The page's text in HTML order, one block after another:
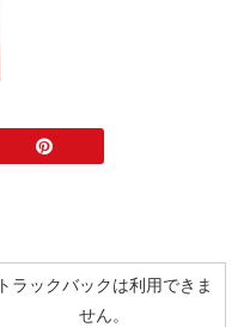
トラックバックは利用できま
せん。